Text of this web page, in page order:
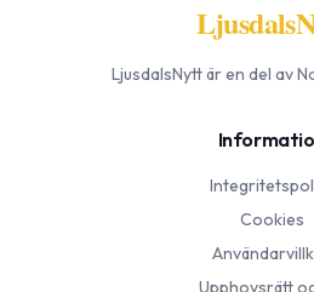
LjusdalsNyttär en del av
Cookies
Upphovsrätt